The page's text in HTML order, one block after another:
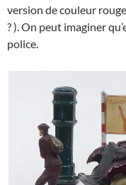
version de couleur
? ). On peut imaginer
police.